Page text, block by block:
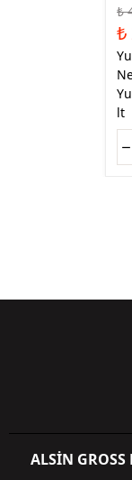
₺
₺
lt
ALSİN GROSS